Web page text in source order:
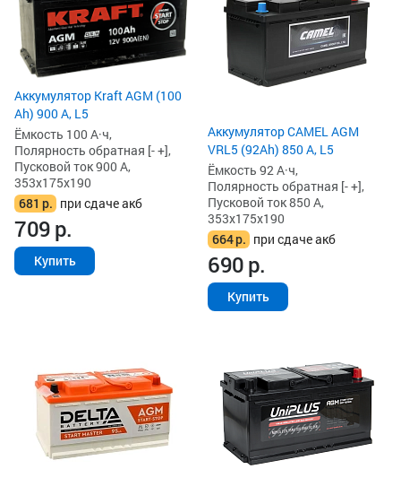
Аккумулятор Kraft AGM (100
Ah) 900 А, L5
Ёмкость 100 А·ч,
Полярность обратная [- +],
Пусковой ток 900 А,
353x175x190
681 р. при сдаче акб
709р.
Купить
Аккумулятор CAMEL AGM
VRL5 (92Ah) 850 А, L5
Ёмкость 92 А·ч,
Полярность обратная [- +],
Пусковой ток 850 А,
353x175x190
664р. при сдаче акб
690р.
Купить